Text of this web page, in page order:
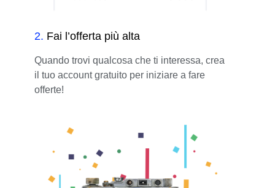
2. Fai l’offerta più alta
Quando trovi qualcosa che ti interessa, crea
il tuo account gratuito per iniziare a fare
offerte!